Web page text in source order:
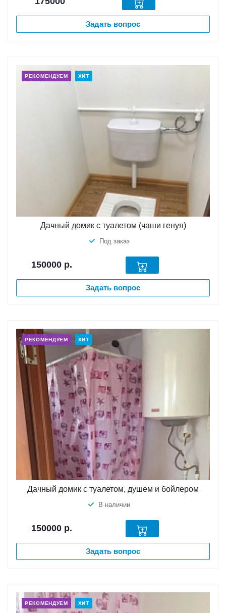
Задать вопрос
РЕКОМЕНДУЕМ ХИТ
Дачный домик с туалетом (чаши генуя)
Под заказ
150000 р.
Задать вопрос
РЕКОМЕНДУЕМ ХИТ
Дачный домик с туалетом, душем и бойлером
В наличии
150000 р.
Задать вопрос
РЕКОМЕНДУЕМ ХИТ